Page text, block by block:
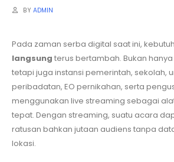
BY ADMIN
Pada zaman serba digital saat ini,
langsung terus bertambah. Bukan
tetapi juga instansi pemerintah, sekolah,
peribadatan, EO pernikahan, serta
menggunakan live streaming sebagai
tepat. Dengan streaming, suatu acara
ratusan bahkan jutaan audiens tanpa
lokasi.